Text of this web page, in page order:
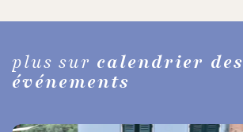
plus sur calendrier des
événements